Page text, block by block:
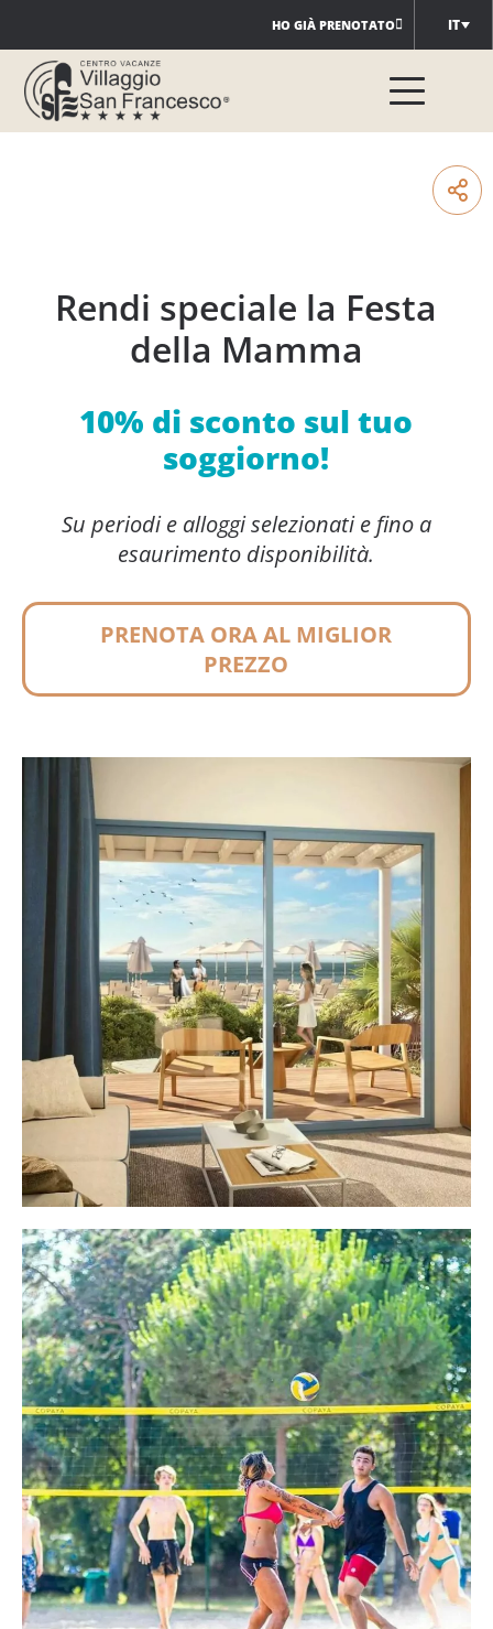
al
contenuto
HO GIÀ PRENOTATO IT
Rendi speciale la Festa
della Mamma
10% di sconto sul tuo
soggiorno!
Su periodi e alloggi selezionati e fino a
esaurimento disponibilità.
PRENOTA ORA AL MIGLIOR
PREZZO